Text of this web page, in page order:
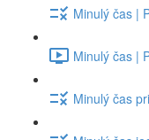
Minulý čas |
Minulý čas |
Minulý čas